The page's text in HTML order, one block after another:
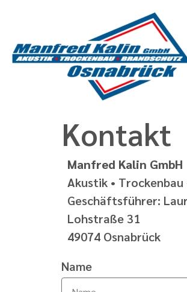
Kontakt
Manfred Kalin GmbH
Akustik • Trockenbau
Geschäftsführer:
Lohstraße 31
49074 Osnabrück
Name